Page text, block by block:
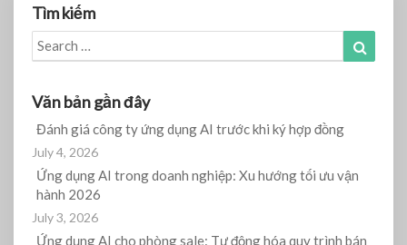
Tìm kiếm
Search
for:
Văn bản gần đây
Đánh giá công ty ứng dụng AI trước khi ký hợp đồng
July 4, 2026
Ứng dụng AI trong doanh nghiệp: Xu hướng tối ưu vận
hành 2026
July 3, 2026
Ứng dụng AI cho phòng sale: Tự động hóa quy trình bán